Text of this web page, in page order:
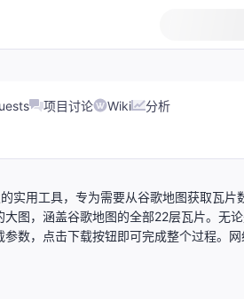
项目讨论 Wiki 分析
实用工具，专为需要从谷歌地图获取瓦
图，涵盖谷歌地图的全部22层瓦片。无
数，点击下载按钮即可完成整个过程。